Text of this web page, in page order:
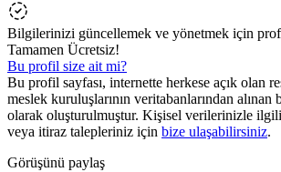
Bilgilerinizi güncellemek ve yönetmek için
Tamamen Ücretsiz!
Bu profil size ait mi?
Bu profil sayfası, internette herkese açık olan
meslek kuruluşlarının veritabanlarından
olarak oluşturulmuştur. Kişisel verilerinizle
veya itiraz talepleriniz için bize ulaşabilirsiniz.
Görüşünü paylaş